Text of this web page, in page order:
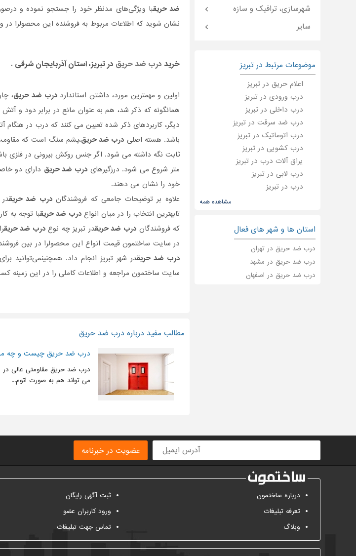
ضد حریقبا ویژگی‌های مدنظر خود را جستجو نموده و
نشان شوید که اطلاعات مربوط به فروشنده این محصولرا
خرید درب ضد حریق در تبریز، استان آذربایجان شرقی .
اولین و مهمترین مورد، داشتن استاندارددرب ضد حریق،
همانگونه که ذکر شد، هم به عنوان مانع در برابر دود و
دیگر، کاربردهای ذکر شده تعیین می کنند که درب در هنگام
باشد. هسته اصلی درب ضد حریق،پشم سنگ است که مقاومت
متر شروع می شود. درزگیرهایدرب ضد حریق دارای دو
خود را نشان می دهند.
علاوه بر توضیحات جامعی که فروشندگاندرب ضد حریق
تابهترین انتخاب را در میان انواعدرب ضد حریقبا توجه به
که فروشندگاندرب ضد حریقدر تبریز چه نوعدرب ضد حریق
در سایت ساختمون قیمت انواع این محصولرا در بین
درب ضد حریقدر شهر تبریز انجام داد. همچنینمی‌توانید
سایت ساختمون مراجعه و اطلاعات کاملی را در این زمینه
مطالب مفید درباره درب ضد حریق
درب ضد حریق چیست و چه
درب ضد حریق مقاومتی عالی در
می تواند هم به صورت اتوم...
شهرسازی، ترافیک و سازه
سایر
موضوعات مرتبط در تبریز
اعلام حریق در تبریز
درب ورودی در تبریز
درب داخلی در تبریز
درب ضد سرقت در تبریز
درب اتوماتیک در تبریز
درب کشویی در تبریز
یراق آلات درب در تبریز
درب لابی در تبریز
درب در تبریز
مشاهده همه
استان ها و شهر های فعال
درب ضد حریق در تهران
درب ضد حریق در مشهد
درب ضد حریق در اصفهان
عضویت در خبرنامه
درباره ساختمون
تعرفه تبلیغات
وبلاگ
ثبت آگهی رایگان
ورود کاربران عضو
تماس جهت تبلیغات